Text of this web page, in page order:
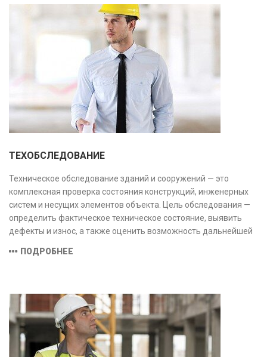
ТЕХОБСЛЕДОВАНИЕ
Техническое обследование зданий и сооружений — это
комплексная проверка состояния конструкций, инженерных
систем и несущих элементов объекта. Цель обследования —
определить фактическое техническое состояние, выявить
дефекты и износ, а также оценить возможность дальнейшей
ПОДРОБНЕЕ